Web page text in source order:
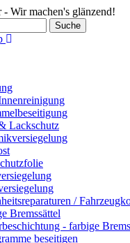
Lackschutz
/
Bremssättel
- farbige
beseitigen